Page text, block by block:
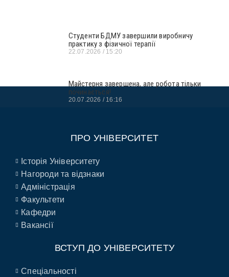
Студенти БДМУ завершили виробничу
практику з фізичної терапії
22.07.2026 15:20
Майстерня завершена, але робота тільки
починається!
20.07.2026 16:16
ПРО УНІВЕРСИТЕТ
Історія Університету
Нагороди та відзнаки
Адміністрація
Факультети
Кафедри
Вакансії
ВСТУП ДО УНІВЕРСИТЕТУ
Спеціальності